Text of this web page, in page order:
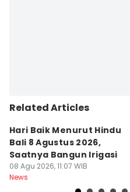
Related Articles
Hari Baik Menurut Hindu
Bali 8 Agustus 2026,
Saatnya Bangun Irigasi
08 Agu 2026, 11:07 WIB
News